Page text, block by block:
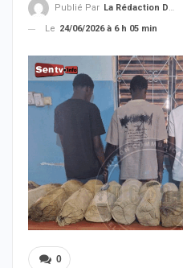
Publié Par La Rédaction De La SenTV.info
Le 24/06/2026 à 6 h 05 min
0